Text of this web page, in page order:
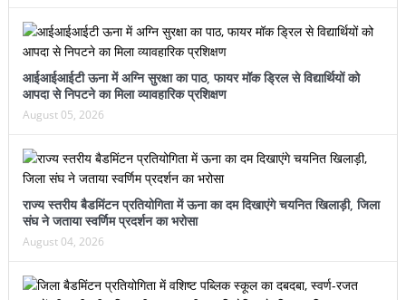
आईआईआईटी ऊना में अग्नि सुरक्षा का पाठ, फायर मॉक ड्रिल से विद्यार्थियों को
आपदा से निपटने का मिला व्यावहारिक प्रशिक्षण
August 05, 2026
राज्य स्तरीय बैडमिंटन प्रतियोगिता में ऊना का दम दिखाएंगे चयनित खिलाड़ी, जिला
संघ ने जताया स्वर्णिम प्रदर्शन का भरोसा
August 04, 2026